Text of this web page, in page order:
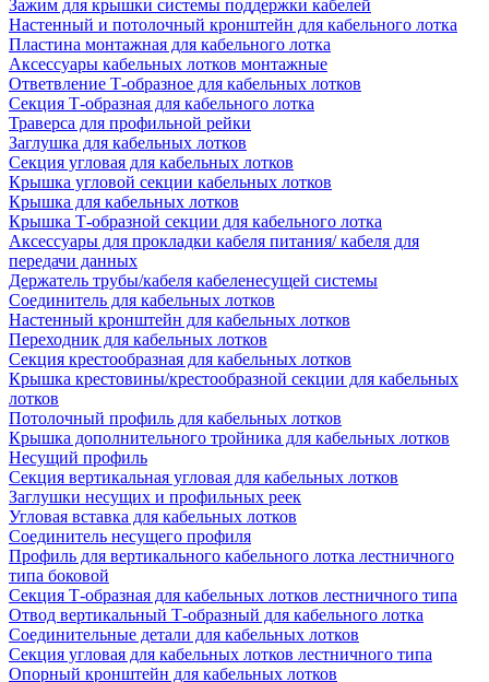
Зажим для крышки системы поддержки кабелей
Настенный и потолочный кронштейн для кабельного лотка
Пластина монтажная для кабельного лотка
Аксессуары кабельных лотков монтажные
Ответвление Т-образное для кабельных лотков
Секция Т-образная для кабельного лотка
Траверса для профильной рейки
Заглушка для кабельных лотков
Секция угловая для кабельных лотков
Крышка угловой секции кабельных лотков
Крышка для кабельных лотков
Крышка Т-образной секции для кабельного лотка
Аксессуары для прокладки кабеля питания/ кабеля для
передачи данных
Держатель трубы/кабеля кабеленесущей системы
Соединитель для кабельных лотков
Настенный кронштейн для кабельных лотков
Переходник для кабельных лотков
Секция крестообразная для кабельных лотков
Крышка крестовины/крестообразной секции для кабельных
лотков
Потолочный профиль для кабельных лотков
Крышка дополнительного тройника для кабельных лотков
Несущий профиль
Секция вертикальная угловая для кабельных лотков
Заглушки несущих и профильных реек
Угловая вставка для кабельных лотков
Соединитель несущего профиля
Профиль для вертикального кабельного лотка лестничного
типа боковой
Секция Т-образная для кабельных лотков лестничного типа
Отвод вертикальный Т-образный для кабельного лотка
Соединительные детали для кабельных лотков
Секция угловая для кабельных лотков лестничного типа
Опорный кронштейн для кабельных лотков